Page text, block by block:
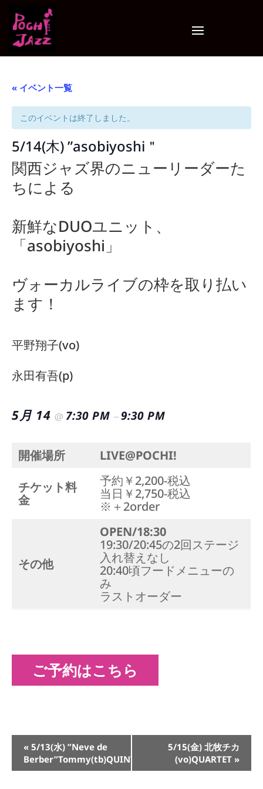
« イベント一覧
このイベントは終了しました。
5/14(木) ”asobiyoshi＂
関西ジャズ界のニューリーダーた
ちによる
新鮮なDUOユニット、
「asobiyoshi」
ヴォーカルライブの枠を取り払い
ます！
平野翔子(vo)
永田有吾(p)
5月 14 @ 7:30 PM –9:30 PM
開催場所
LIVE@POCHI!
チケット料
金
予約￥2,200-税込
当日￥2,750-税込
※＋2order
その他
OPEN/18:30
19:30/20:45の2回ステージ
入れ替えなし
20:40頃フードメニューの
み
ラストオーダー
ご予約はこちら
イ
ベ
ン
« 5/13(水) ”Neve de
Berber”Tommy(tb)QUINTET
5/15(金) 北牧チカ
(vo)QUARTET »